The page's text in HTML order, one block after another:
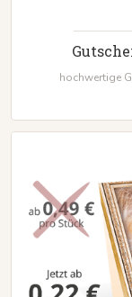
hochwertige